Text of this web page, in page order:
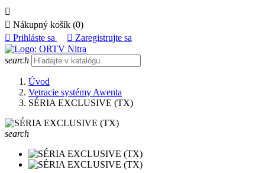

 Nákupný košík (0)
 Prihláste sa  Zaregistrujte sa
search
Úvod
Vetracie systémy Awenta
SÉRIA EXCLUSIVE (TX)
search